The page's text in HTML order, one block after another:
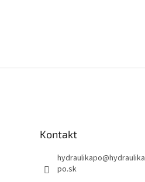
Kontakt
hydraulikapo@hydraulika
po.sk